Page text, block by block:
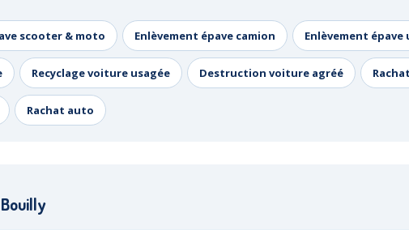
scooter & moto Enlèvement épave camion Enlèvement
Recyclage voiture usagée Destruction voiture agréé
Rachat auto